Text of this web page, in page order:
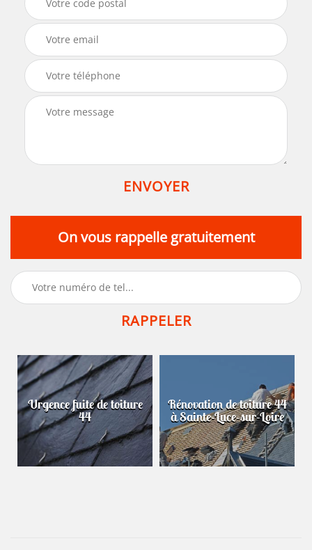
On vous rappelle gratuitement
Urgence fuite de toiture
44
Rénovation de toiture 44
à Sainte-Luce-sur-Loire